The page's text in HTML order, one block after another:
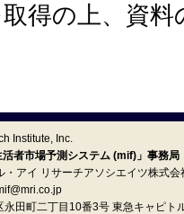
得の上、資
Institute, Inc.
者市場予測システム (mif)」事務局
・アイ リサーチアソシエイツ株式会
田町二丁目10番3号 東急キャピト